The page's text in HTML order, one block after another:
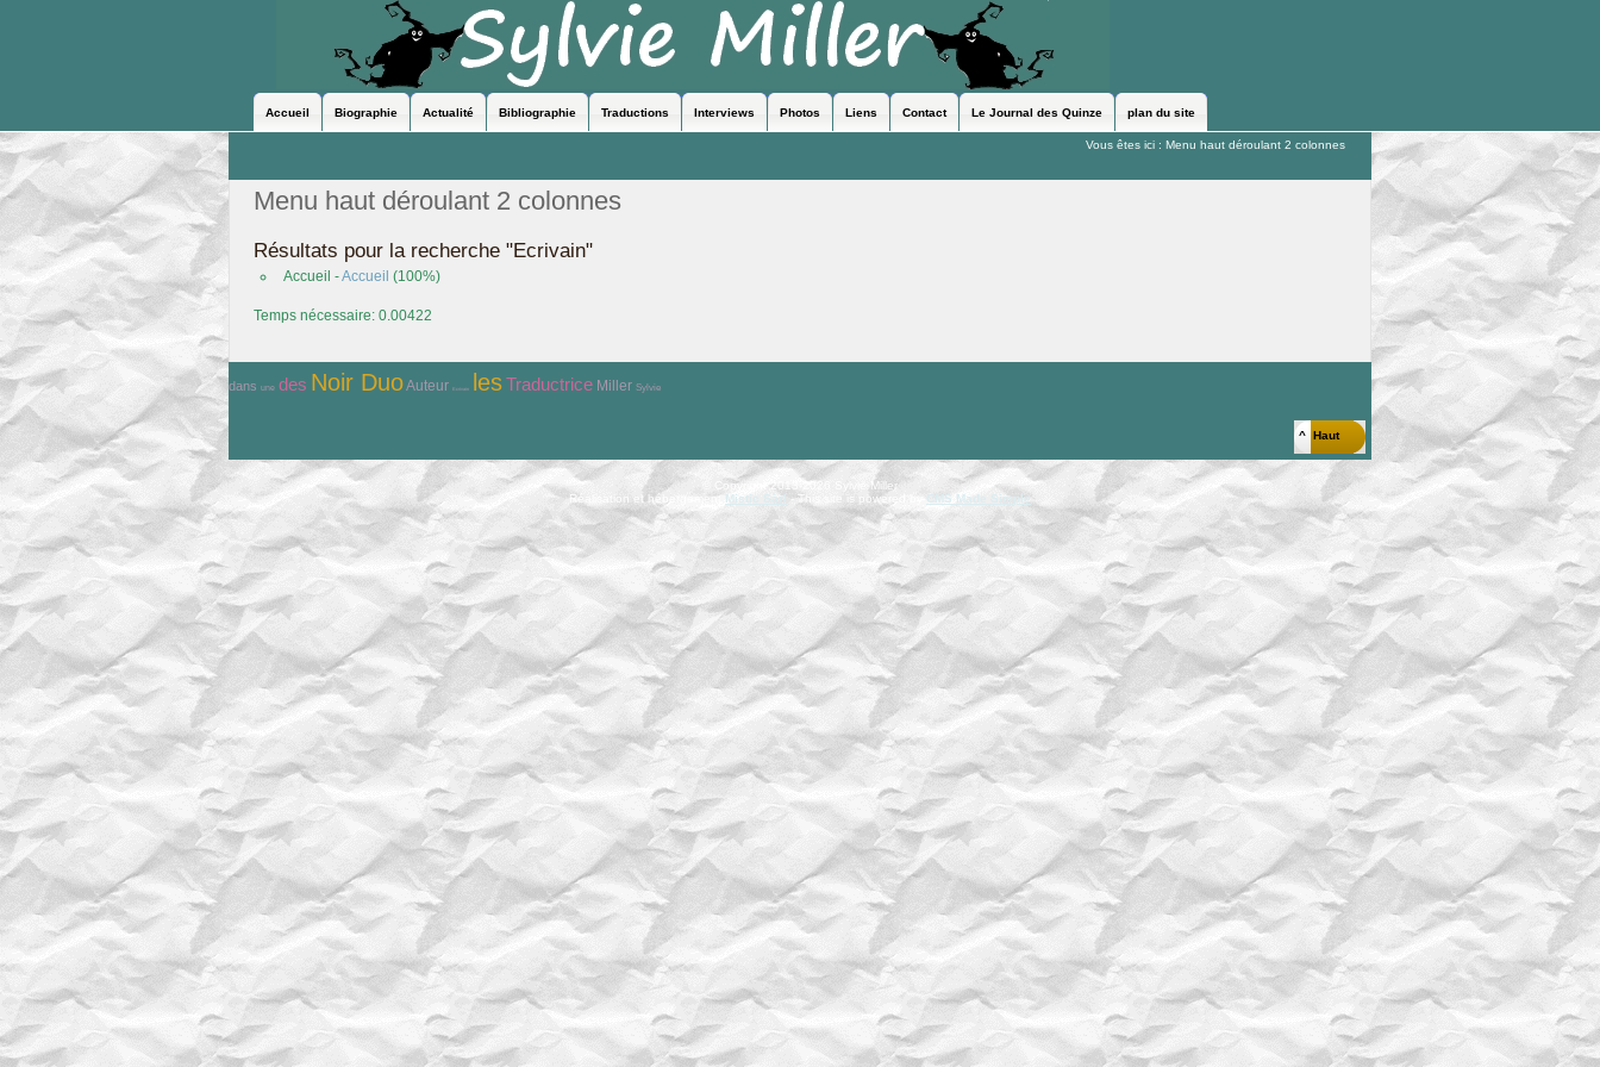
Accueil Biographie Actualité Bibliographie Traductions Interviews Photos Liens Contact Le Journal des Quinze plan du site
Vous êtes ici :Menu haut déroulant 2 colonnes
Menu haut déroulant 2 colonnes
Résultats pour la recherche "Ecrivain"
Accueil -Accueil (100%)
Temps nécessaire: 0.00422
dans une des Noir DuoAuteur Ecrivain lesTraductrice Miller Sylvie
^ Haut
© Copyright 2013-2026 Sylvie Miller
Réalisation et hébergement Mistic Sàrl - This site is powered by CMS Made Simple